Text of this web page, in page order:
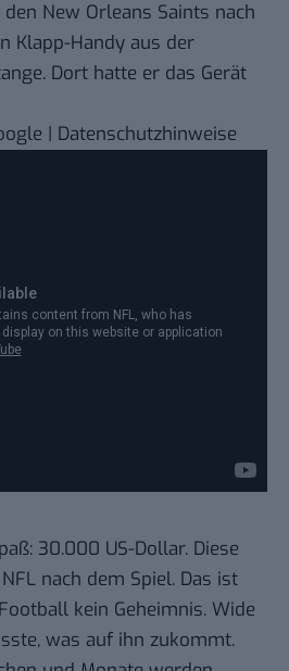
New Orleans Saints nach
Klapp-Handy aus der
Dort hatte er das Gerät
| Datenschutzhinweise
30.000 US-Dollar. Diese
nach dem Spiel. Das ist
kein Geheimnis. Wide
was auf ihn zukommt.